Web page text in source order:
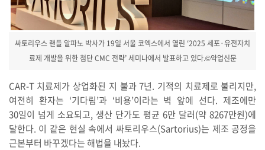
싸토리우스 랜들 알파노 박사가 19일 서울 코엑스에서 열린 ‘2025 세포·유전자치
료제 개발을 위한 첨단 CMC 전략’ 세미나에서 발표하고 있다.©약업신문
CAR-T 치료제가 상업화된 지 불과 7년. 기적의 치료제로 불리지만,
여전히 환자는 ‘기다림’과 ‘비용’이라는 벽 앞에 선다. 제조에만
30일이 넘게 소요되고, 생산 단가도 평균 6만 달러(약 8267만원)에
달한다. 이 같은 현실 속에서 싸토리우스(Sartorius)는 제조 공정을
근본부터 바꾸겠다는 해법을 내놨다.